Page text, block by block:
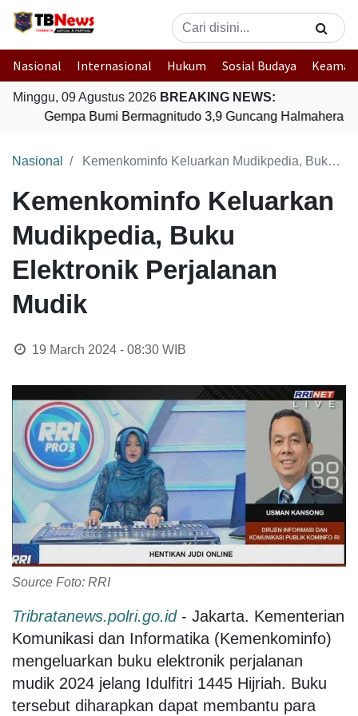
Nasional Internasional Hukum Sosial Budaya
Minggu, 09 Agustus 2026 BREAKING NEWS:
Gempa Bumi Bermagnitudo 3,9 Guncang Halmahera
Nasional Kemenkominfo Keluarkan Mudikpedia, Buku Elektronik Perjalanan Mudik
Kemenkominfo Keluarkan
Mudikpedia, Buku
Elektronik Perjalanan
Mudik
19 March 2024 - 08:30WIB
Source Foto: RRI
Tribratanews.polri.go.id- Jakarta. Kementerian
Komunikasi dan Informatika (Kemenkominfo)
mengeluarkan buku elektronik perjalanan
mudik 2024 jelang Idulfitri 1445 Hijriah. Buku
tersebut diharapkan dapat membantu para